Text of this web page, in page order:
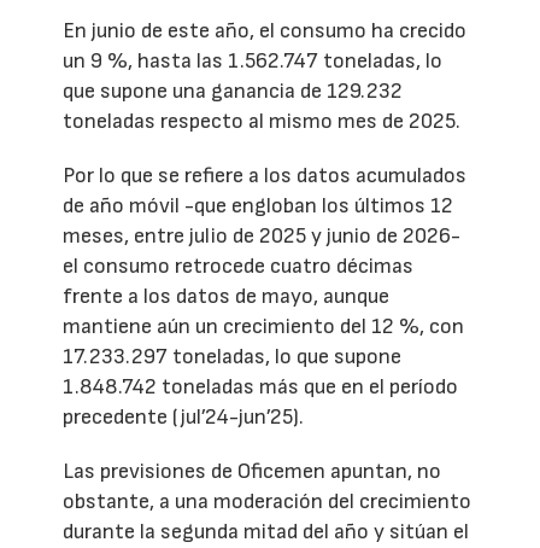
En junio de este año, el consumo ha crecido
un 9 %, hasta las 1.562.747 toneladas, lo
que supone una ganancia de 129.232
toneladas respecto al mismo mes de 2025.
Por lo que se refiere a los datos acumulados
de año móvil -que engloban los últimos 12
meses, entre julio de 2025 y junio de 2026-
el consumo retrocede cuatro décimas
frente a los datos de mayo, aunque
mantiene aún un crecimiento del 12 %, con
17.233.297 toneladas, lo que supone
1.848.742 toneladas más que en el período
precedente (jul’24-jun’25).
Las previsiones de Oficemen apuntan, no
obstante, a una moderación del crecimiento
durante la segunda mitad del año y sitúan el